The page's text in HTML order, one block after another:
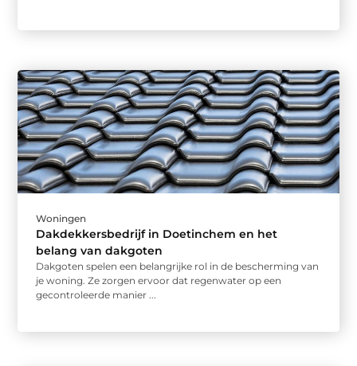
Woningen
Dakdekkersbedrijf in Doetinchem en het
belang van dakgoten
Dakgoten spelen een belangrijke rol in de bescherming van
je woning. Ze zorgen ervoor dat regenwater op een
gecontroleerde manier ...